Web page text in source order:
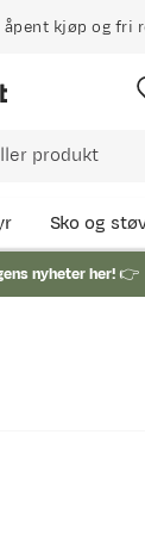
åpent kjøp og fri
Sko og
nyheter her!👉